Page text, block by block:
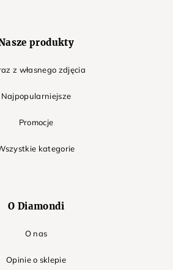
produkty
z własnego zdjęcia
Najpopularniejsze
Promocje
kategorie
O Diamondi
O nas
Opinie o sklepie